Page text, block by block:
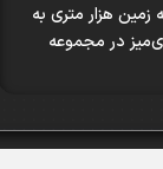
هزار متری به
در مجموعه